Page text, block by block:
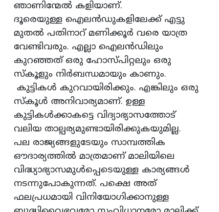
ഞാണിന്മേല്‍ കളിയാണ്.
ദൂരെയുള്ള ഐലൻഡുകളിലേക്ക് എട്ടു
മുതൽ പതിനാറ് മണിക്കൂർ വരെ യാത്ര
വേണ്ടിവരും. എല്ലാ ഐലൻഡിലും
കുറഞ്ഞത്‌ ഒരു ഹോസ്പിറ്റലും ഒരു
സ്കൂളും നിര്‍ബന്ധമായും കാണും.
കുട്ടികൾ കുറവായിരിക്കും. എങ്കിലും ഒരു
സ്കൂൾ അനിവാര്യമാണ്. ഉള്ള
കുട്ടികള്‍ക്കാകട്ടെ വിദ്യാഭ്യാസത്തോട്
വലിയ താല്പര്യമുണ്ടായിരിക്കുകയുമില്ല.
പല രാജ്യങ്ങളുടേയും സാമ്പത്തിക
ഔദാര്യത്തില്‍ മാത്രമാണ് മാലിയിലെ
വിദ്ധ്യാഭ്യാസമുള്‍പ്പെടെയുള്ള കാര്യങ്ങള്‍
നടന്നുപോകുന്നത്. പക്ഷെ അത്
ഫലപ്രധമായി വിനിയോഗിക്കാനുള്ള